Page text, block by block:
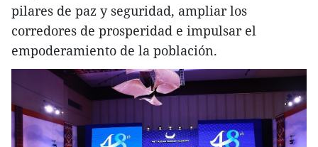
pilares de paz y seguridad, ampliar los
corredores de prosperidad e impulsar el
empoderamiento de la población.